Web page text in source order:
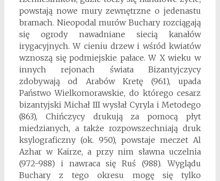
powstają nowe mury zewnętrzne o jedenastu
bramach. Nieopodal murów Buchary rozciągają
się ogrody nawadniane siecią kanałów
irygacyjnych. W cieniu drzew i wśród kwiatów
wznoszą się podmiejskie pałace. W X wieku w
innych rejonach świata Bizantyjczycy
zdobywają od Arabów Kretę (961), upada
Państwo Wielkomorawskie, do którego cesarz
bizantyjski Michał III wysłał Cyryla i Metodego
(863), Chińczycy drukują za pomocą płyt
miedzianych, a także rozpowszechniają druk
ksylograficzny (ok. 950), powstaje meczet Al
Azhar w Kairze, a przy nim sławna uczelnia
(972-988) i nawraca się Ruś (988). Wyglądu
Buchary z tego okresu mogę się tylko